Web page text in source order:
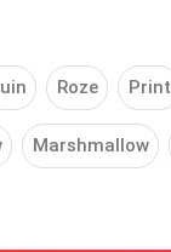
Roze Print
Marshmallow